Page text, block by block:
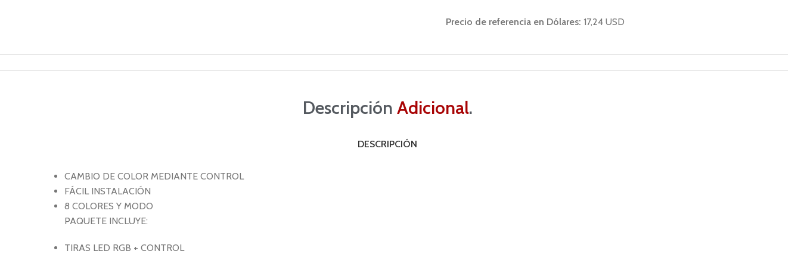
Precio de referencia en Dólares: 17,24 USD
Descripción Adicional.
DESCRIPCIÓN
CAMBIO DE COLOR MEDIANTE CONTROL
FÁCIL INSTALACIÓN
8 COLORES Y MODO
PAQUETE INCLUYE:
TIRAS LED RGB + CONTROL